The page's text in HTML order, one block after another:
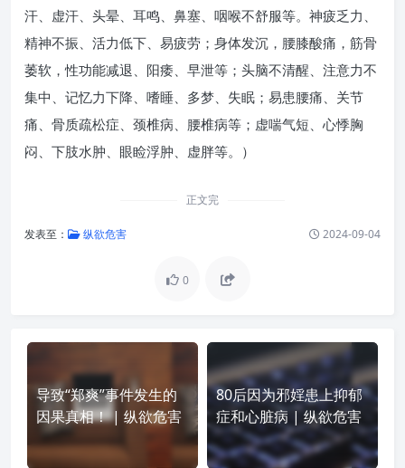
汗、虚汗、头晕、耳鸣、鼻塞、咽喉不舒服等。神疲乏力、
精神不振、活力低下、易疲劳；身体发沉，腰膝酸痛，筋骨
萎软，性功能减退、阳痿、早泄等；头脑不清醒、注意力不
集中、记忆力下降、嗜睡、多梦、失眠；易患腰痛、关节
痛、骨质疏松症、颈椎病、腰椎病等；虚喘气短、心悸胸
闷、下肢水肿、眼睑浮肿、虚胖等。）
正文完
发表至： 纵欲危害 2024-09-04
0
导致“郑爽”事件发生的
因果真相！ | 纵欲危害
80后因为邪婬患上抑郁
症和心脏病 | 纵欲危害